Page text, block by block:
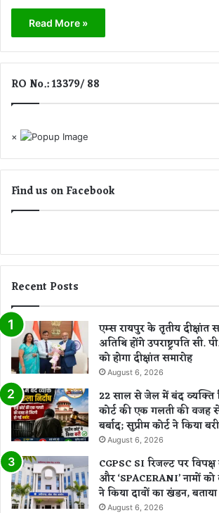
Read More »
RO No.: 13379/ 88
×
Find us on Facebook
Recent Posts
एम्स रायपुर के तृतीय दीक्षांत
अतिथि होंगे उपराष्ट्रपति सी.
को होगा दीक्षांत समारोह
August 6, 2026
22 साल से जेल में बंद व्यक्ति
कोर्ट की एक गलती की वजह
बर्बाद; सुप्रीम कोर्ट ने किया बरी
August 6, 2026
CGPSC SI रिजल्ट पर
और ‘SPACERANI’ नामों
ने किया दावों का खंडन,
August 6, 2026